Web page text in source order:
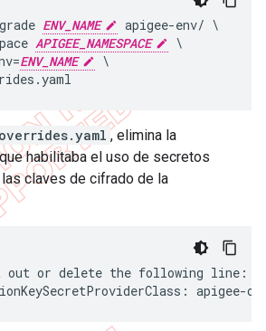
ENV_NAME
apigee-env/ \
APIGEE_NAMESPACE
\
ENV_NAME
\
overrides.yaml , elimina la
habilitaba el uso de secretos
claves de cifrado de la
out or delete the following line: